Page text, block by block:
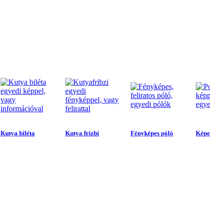
Kutya biléta Kutya frizbi Fényképes póló